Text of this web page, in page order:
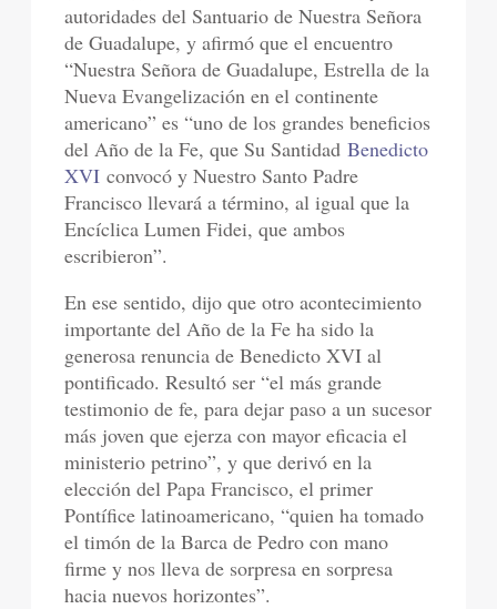
autoridades del Santuario de Nuestra Señora
de Guadalupe, y afirmó que el encuentro
“Nuestra Señora de Guadalupe, Estrella de la
Nueva Evangelización en el continente
americano” es “uno de los grandes beneficios
del Año de la Fe, que Su SantidadBenedicto
XVI convocó y Nuestro Santo Padre
Francisco llevará a término, al igual que la
Encíclica Lumen Fidei, que ambos
escribieron”.
En ese sentido, dijo que otro acontecimiento
importante del Año de la Fe ha sido la
generosa renuncia de Benedicto XVI al
pontificado. Resultó ser “el más grande
testimonio de fe, para dejar paso a un sucesor
más joven que ejerza con mayor eficacia el
ministerio petrino”, y que derivó en la
elección del Papa Francisco, el primer
Pontífice latinoamericano, “quien ha tomado
el timón de la Barca de Pedro con mano
firme y nos lleva de sorpresa en sorpresa
hacia nuevos horizontes”.